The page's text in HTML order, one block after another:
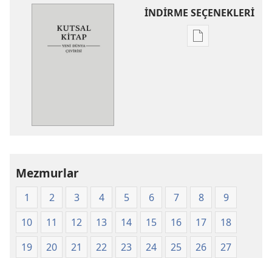
İNDİRME SEÇENEKLERİ
Dijital
Mezmurlar
1 2 3 4 5 6 7 8
9
10
11 12 13 14 15 16 17
18
19
20 21 22 23 24 25 26
27